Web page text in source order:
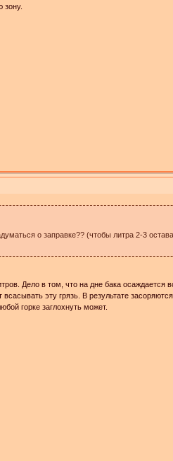
зону.
о заправке?? (чтобы литра 2-3
Дело в том, что на дне бака осаждается
эту грязь. В результате
горке заглохнуть может.